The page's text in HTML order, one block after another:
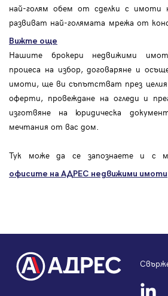
най-голям обем от сделки с имоти
развиват най-голямата мрежа от
Вижте още
Нашите брокери недвижими
процеса на избор, договаряне и
имоти, ще ви съпътстват през целия
оферти, провеждане на огледи и
изготвяне на юридическа
мечтания от вас дом.
Тук може да се запознаете и с
офисите на АДРЕС недвижими имоти